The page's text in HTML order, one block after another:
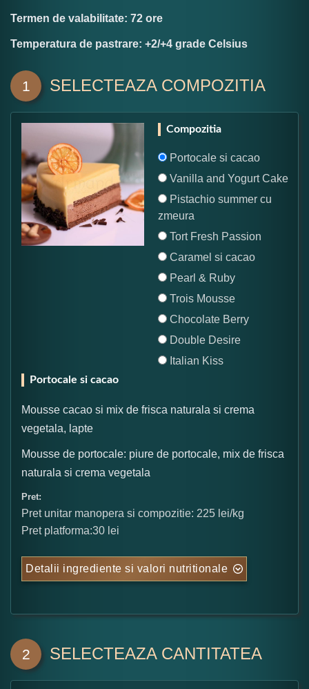
Termen de valabilitate: 72 ore
Temperatura de pastrare: +2/+4 grade Celsius
1 SELECTEAZA COMPOZITIA
Compozitia
Portocale si cacao
Vanilla and Yogurt Cake
Pistachio summer cu
zmeura
Tort Fresh Passion
Caramel si cacao
Pearl & Ruby
Trois Mousse
Chocolate Berry
Double Desire
Italian Kiss
Portocale si cacao
Mousse cacao si mix de frisca naturala si crema
vegetala, lapte
Mousse de portocale: piure de portocale, mix de frisca
naturala si crema vegetala
Pret:
Pret unitar manopera si compozitie: 225 lei/kg
Pret platforma:30 lei
Detalii ingrediente si valori nutritionale
2 SELECTEAZA CANTITATEA